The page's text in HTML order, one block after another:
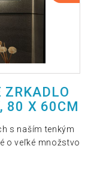
ZRKADLO
80 X 60CM
s naším tenkým
o veľké množstvo